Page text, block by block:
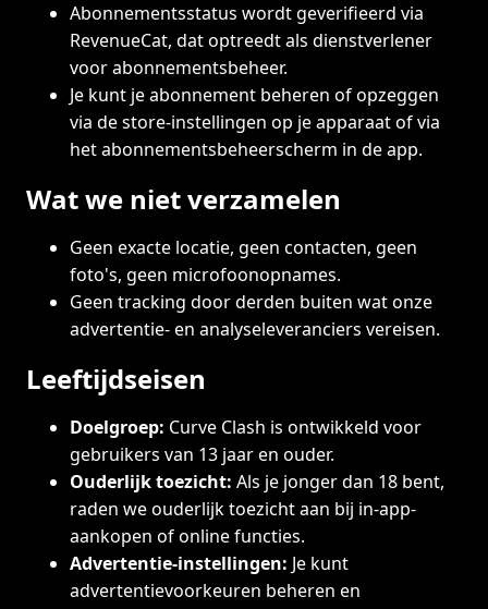
Abonnementsstatus wordt geverifieerd via
RevenueCat, dat optreedt als dienstverlener
voor abonnementsbeheer.
Je kunt je abonnement beheren of opzeggen
via de store-instellingen op je apparaat of via
het abonnementsbeheerscherm in de app.
Wat we niet verzamelen
Geen exacte locatie, geen contacten, geen
foto's, geen microfoonopnames.
Geen tracking door derden buiten wat onze
advertentie- en analyseleveranciers vereisen.
Leeftijdseisen
Doelgroep: Curve Clash is ontwikkeld voor
gebruikers van 13 jaar en ouder.
Ouderlijk toezicht: Als je jonger dan 18 bent,
raden we ouderlijk toezicht aan bij in-app-
aankopen of online functies.
Advertentie-instellingen: Je kunt
advertentievoorkeuren beheren en